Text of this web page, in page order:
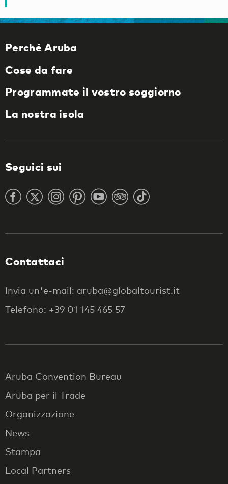
Perché Aruba
Cose da fare
Programmate il vostro soggiorno
La nostra isola
Seguici sui
Contattaci
Invia un'e-mail: aruba@globaltourist.it
Telefono: +39 01 145 465 57
Aruba Convention Bureau
Aruba per il Trade
Organizzazione
News
Stampa
Local Partners